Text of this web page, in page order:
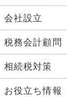
会社設立
税務会計顧問
相続税対策
お役立ち情報